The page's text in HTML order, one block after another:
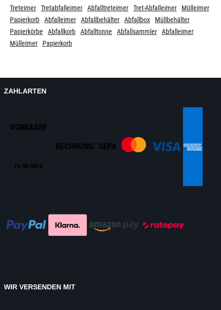
Treteimer Tretabfalleimer Abfalltreteimer Tret-Abfalleimer
Mülleimer
Papierkorb
Abfalleimer Abfallbehälter Abfallbox
Müllbehälter
Papierkörbe
Abfallkorb Abfalltonne Abfallsammler
Abfalleimer
Mülleimer
Papierkorb
ZAHLARTEN
VORKASSE
1% SKONTO
RECHNUNG SEPA
WIR VERSENDEN MIT